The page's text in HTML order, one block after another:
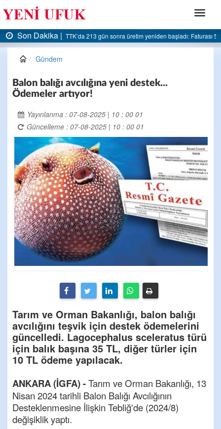
Menü
üretim yeniden başladı: Faturası 5 milyar liraya dayandı
Son Dakika |AK Parti Ereğli İlçe
Gündem
Balon balığı avcılığına yeni destek...
Ödemeler artıyor!
Yayınlanma : 07-08-2025 | 10 : 00 01
Güncelleme : 07-08-2025 | 10 : 00 01
Tarım ve Orman Bakanlığı, balon balığı
avcılığını teşvik için destek ödemelerini
güncelledi. Lagocephalus sceleratus türü
için balık başına 35 TL, diğer türler için
10 TL ödeme yapılacak.
ANKARA (İGFA) -Tarım ve Orman Bakanlığı, 13
Nisan 2024 tarihli Balon Balığı Avcılığının
Desteklenmesine İlişkin Tebliğ'de (2024/8)
değişiklik yaptı.